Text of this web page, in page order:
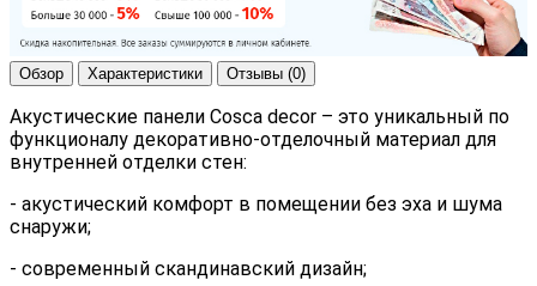
Обзор Характеристики Отзывы (0)
Акустические панели Cosca decor – это уникальный по
функционалу декоративно-отделочный материал для
внутренней отделки стен:
- акустический комфорт в помещении без эха и шума
снаружи;
- современный скандинавский дизайн;